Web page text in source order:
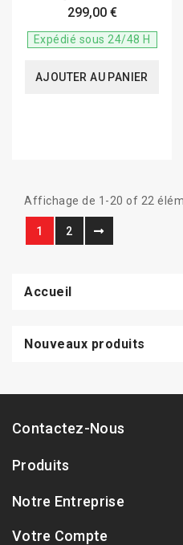
299,00 €
Expédié sous 24/48 H
AJOUTER AU PANIER
Affichage de 1-20 of 22
1 2
Accueil
Nouveaux produits
Contactez-Nous
Produits
Notre Entreprise
Votre Compte